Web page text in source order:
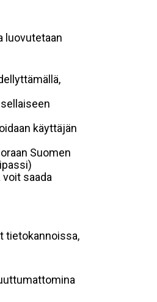
luovutetaan
käyttäjän
Suomen
saada
tietokannoissa,